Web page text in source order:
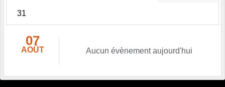
31
07
AOÛT Aucun évènement aujourd'hui